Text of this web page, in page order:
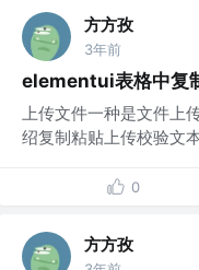
方方孜
3年前
elementui表格中复
上传文件一种是文件上
绍复制粘贴上传校验文
0
方方孜